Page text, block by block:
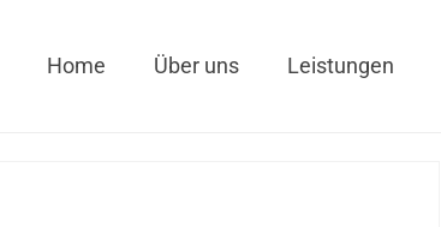
Home Über uns Leistungen